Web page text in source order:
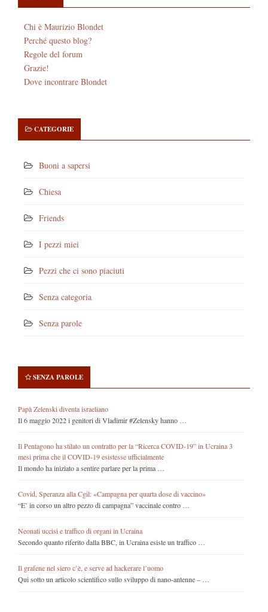
Chi è Maurizio Blondet
Perché questo blog?
Regole del forum
Grazie!
Dove incontrare Blondet
CATEGORIE
Buoni a sapersi
Chiesa
Friends
I pezzi miei
Pezzi che ci sono piaciuti
Senza categoria
Senza parole
SENZA PAROLE
Papà Zelenski diventa israeliano
Il 6 maggio 2022 i genitori di Vladimir #Zelensky hanno …
Il Pentagono ha stilato un contratto per la “Ricerca COVID-19” in Ucraina 3
mesi prima che il COVID-19 esistesse ufficialmente
Il mondo ha iniziato a sentire parlare per la prima …
Covid, Speranza alla Cgil: «Campagna per quarta dose di vaccino»
“E’ in corso un altro pezzo di campagna” vaccinale contro …
Neonati uccisi e traffico di organi in Ucraina
Secondo quanto riferito dalla BBC, in Ucraina esiste un traffico …
Il grafene nel siero c’è, e serve ad hackerare l’uomo
Qui sotto un articolo scientifico sullo sviluppo di nano-antenne – …